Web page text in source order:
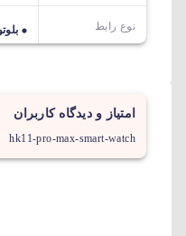
نوع رابط
امتیاز و دیدگاه کاربران
hk11-pro-max-smart-watch